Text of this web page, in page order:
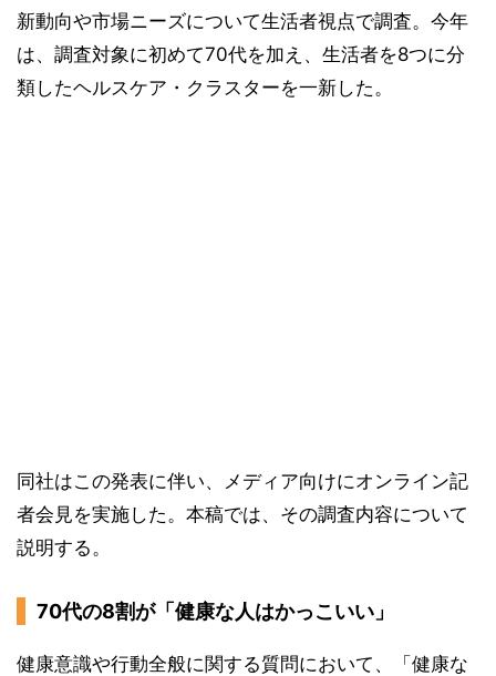
新動向や市場ニーズについて生活者視点で調査。今年
は、調査対象に初めて70代を加え、生活者を8つに分
類したヘルスケア・クラスターを一新した。
同社はこの発表に伴い、メディア向けにオンライン記
者会見を実施した。本稿では、その調査内容について
説明する。
70代の8割が「健康な人はかっこいい」
健康意識や行動全般に関する質問において、「健康な